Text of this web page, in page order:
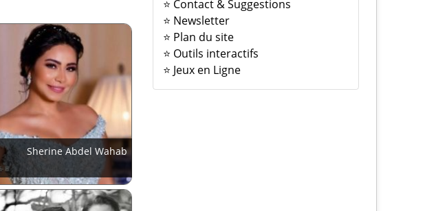
Sherine Abdel Wahab
⭐ Contact & Suggestions
⭐ Newsletter
⭐ Plan du site
⭐ Outils interactifs
⭐ Jeux en Ligne